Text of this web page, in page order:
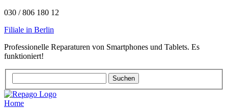
030 / 806 180 12
Filiale in Berlin
Professionelle Reparaturen von Smartphones und Tablets. Es
funktioniert!
Home